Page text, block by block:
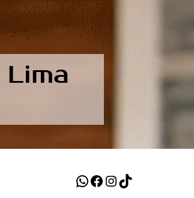
Lima
WhatsApp
Facebook
Instagram
TikTok